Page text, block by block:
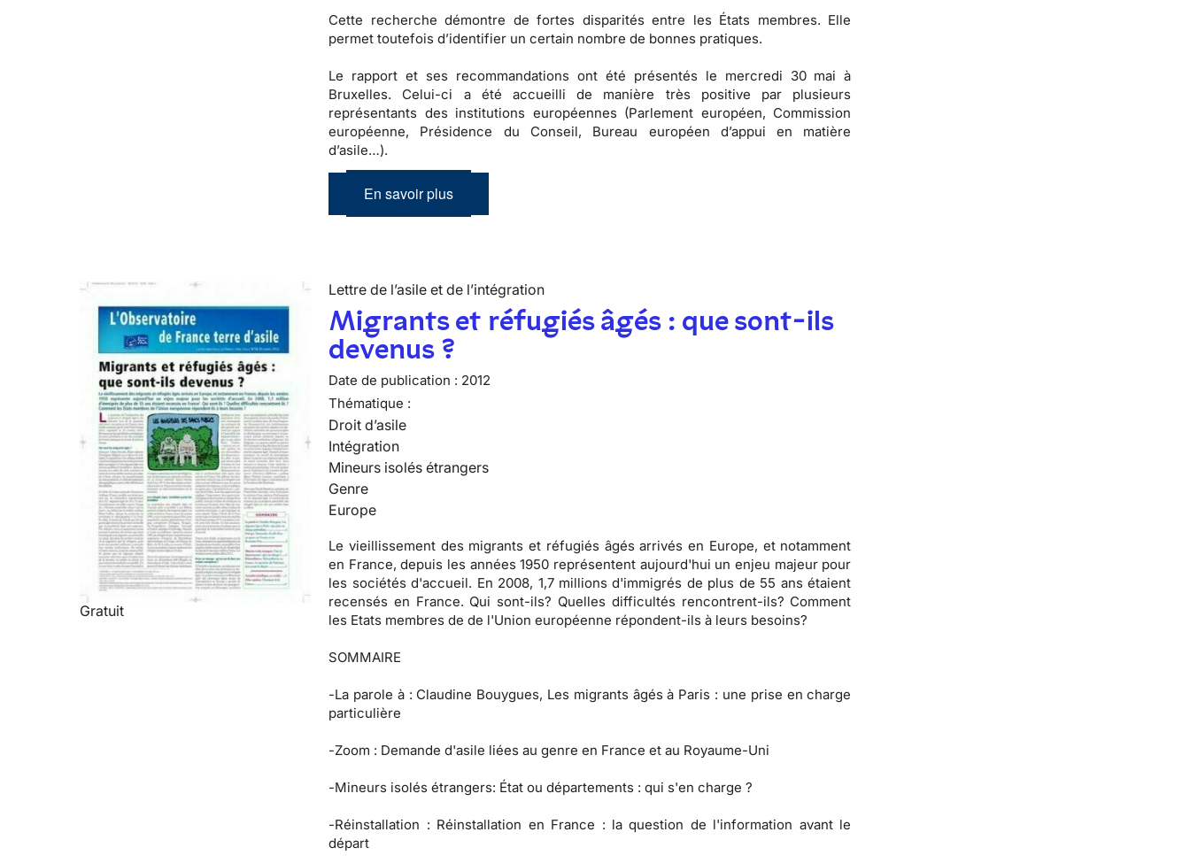
Cette recherche démontre de fortes disparités entre les États membres. Elle
permet toutefois d’identifier un certain nombre de bonnes pratiques.
Le rapport et ses recommandations ont été présentés le mercredi 30 mai à
Bruxelles. Celui-ci a été accueilli de manière très positive par plusieurs
représentants des institutions européennes (Parlement européen, Commission
européenne, Présidence du Conseil, Bureau européen d’appui en matière
d’asile…).
En savoir plus
Gratuit
Lettre de l’asile et de l’intégration
Migrants et réfugiés âgés : que sont-ils
devenus ?
Date de publication : 2012
Thématique :
Droit d’asile
Intégration
Mineurs isolés étrangers
Genre
Europe
Le vieillissement des migrants et réfugiés âgés arrivés en Europe, et notamment
en France, depuis les années 1950 représentent aujourd'hui un enjeu majeur pour
les sociétés d'accueil. En 2008, 1,7 millions d'immigrés de plus de 55 ans étaient
recensés en France. Qui sont-ils? Quelles difficultés rencontrent-ils? Comment
les Etats membres de de l'Union européenne répondent-ils à leurs besoins?
SOMMAIRE
-La parole à: Claudine Bouygues, Les migrants âgés à Paris : une prise en charge
particulière
-Zoom : Demande d'asile liées au genre en France et au Royaume-Uni
-Mineurs isolés étrangers: État ou départements : qui s'en charge ?
-Réinstallation : Réinstallation en France : la question de l'information avant le
départ